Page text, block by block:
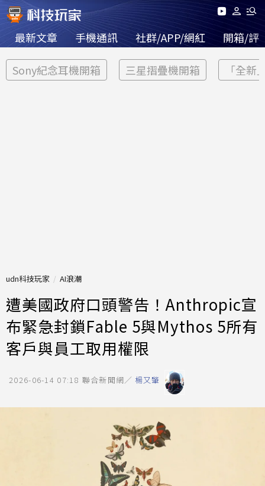
最新文章 手機通訊 社群/APP/網紅 開箱/評
Sony紀念耳機開箱 三星摺疊機開箱 「全新
udn科技玩家 AI浪潮
遭美國政府口頭警告！Anthropic宣
布緊急封鎖Fable 5與Mythos 5所有
客戶與員工取用權限
2026-06-14 07:18 聯合新聞網／ 楊又肇